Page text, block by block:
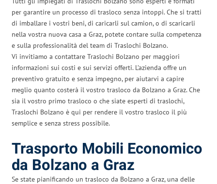
per garantire un processo di trasloco senza intoppi. Che si tratti
di imballare i vostri beni, di caricarli sul camion, o di scaricarli
nella vostra nuova casa a Graz, potete contare sulla competenza
e sulla professionalità del team di Traslochi Bolzano.
Vi invitiamo a contattare Traslochi Bolzano per maggiori
informazioni sui costi e sui servizi offerti. L’azienda offre un
preventivo gratuito e senza impegno, per aiutarvi a capire
meglio quanto costerà il vostro trasloco da Bolzano a Graz. Che
sia il vostro primo trasloco o che siate esperti di traslochi,
Traslochi Bolzano è qui per rendere il vostro trasloco il più
semplice e senza stress possibile.
Trasporto Mobili Economico
da Bolzano a Graz
Se state pianificando un trasloco da Bolzano a Graz, una delle